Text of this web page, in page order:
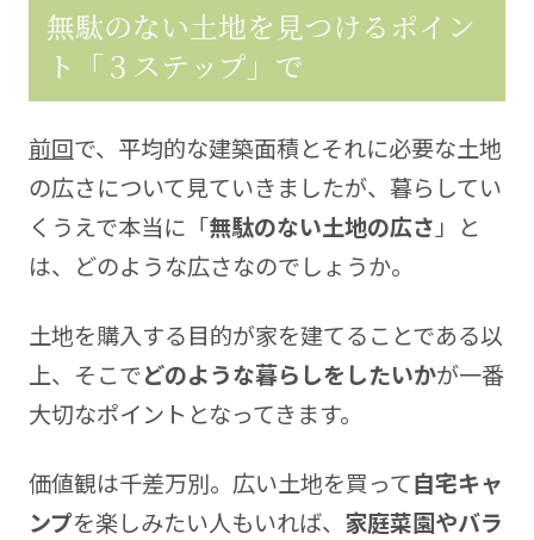
https://kura-labo.com/
無駄のない土地を見つけるポイン
ト「３ステップ」で
前回で、平均的な建築面積とそれに必要な土地
の広さについて見ていきましたが、暮らしてい
くうえで本当に「無駄のない土地の広さ」と
は、どのような広さなのでしょうか。
土地を購入する目的が家を建てることである以
上、そこでどのような暮らしをしたいかが一番
大切なポイントとなってきます。
価値観は千差万別。広い土地を買って自宅キャ
ンプを楽しみたい人もいれば、 家庭菜園やバラ